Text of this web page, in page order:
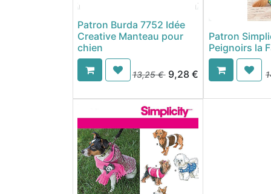
Patron Burda 7752 Idée
Creative Manteau pour
chien
13,25€ 9,28 €
Patron
Peignoirs la